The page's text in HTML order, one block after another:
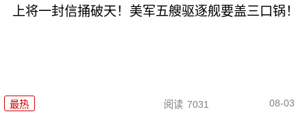
上将一封信捅破天！美军五艘驱逐舰要盖三口锅！
最热 阅读 7031 08-03